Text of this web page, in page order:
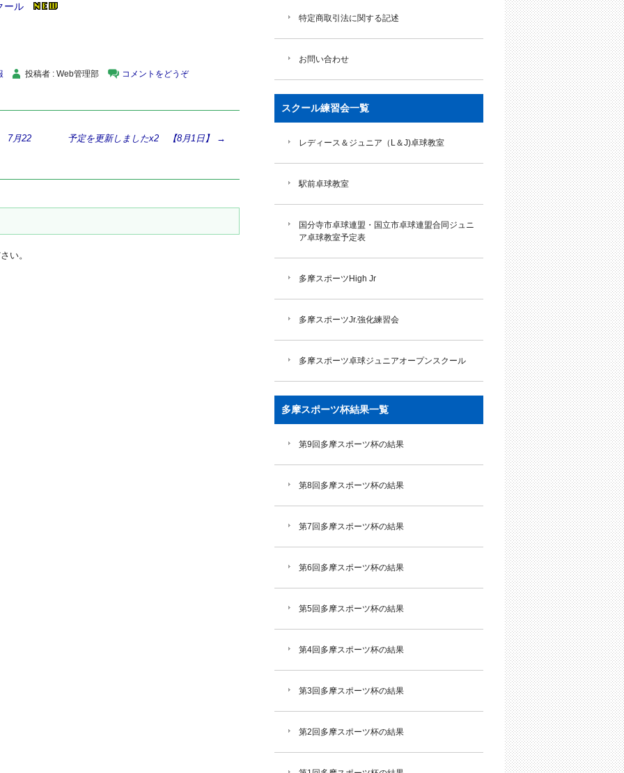
ール
投稿者 : Web管理部 コメントをどうぞ
7月22 予定を更新しましたx2 【8月1日】 →
い。
特定商取引法に関する記述
お問い合わせ
スクール練習会一覧
レディース＆ジュニア（L＆J)卓球教室
駅前卓球教室
国分寺市卓球連盟・国立市卓球連盟合同ジュニ
ア卓球教室予定表
多摩スポーツHigh Jr
多摩スポーツJr.強化練習会
多摩スポーツ卓球ジュニアオープンスクール
多摩スポーツ杯結果一覧
第9回多摩スポーツ杯の結果
第8回多摩スポーツ杯の結果
第7回多摩スポーツ杯の結果
第6回多摩スポーツ杯の結果
第5回多摩スポーツ杯の結果
第4回多摩スポーツ杯の結果
第3回多摩スポーツ杯の結果
第2回多摩スポーツ杯の結果